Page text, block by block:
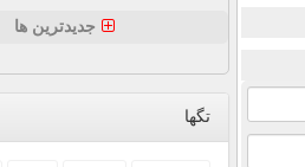
جدیدترین ها
تگها